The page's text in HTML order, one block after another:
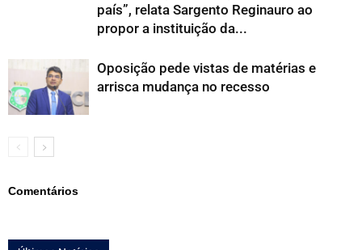
país”, relata Sargento Reginauro ao
propor a instituição da...
Oposição pede vistas de matérias e
arrisca mudança no recesso
Comentários